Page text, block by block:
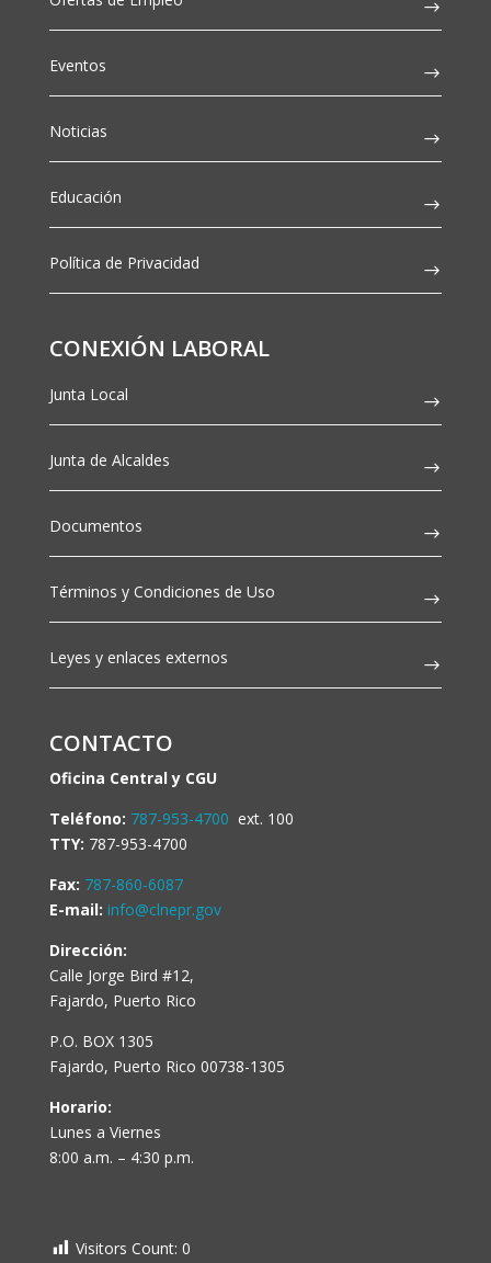
Eventos
Noticias
Educación
Política de Privacidad
CONEXIÓN LABORAL
Junta Local
Junta de Alcaldes
Documentos
Términos y Condiciones de Uso
Leyes y enlaces externos
CONTACTO
Oficina Central y CGU
Teléfono: 787-953-4700 ext. 100
TTY: 787-953-4700
Fax: 787-860-6087
E-mail: info@clnepr.gov
Dirección:
Calle Jorge Bird #12,
Fajardo, Puerto Rico
P.O. BOX 1305
Fajardo, Puerto Rico 00738-1305
Horario:
Lunes a Viernes
8:00 a.m. – 4:30 p.m.
Visitors Count: 0